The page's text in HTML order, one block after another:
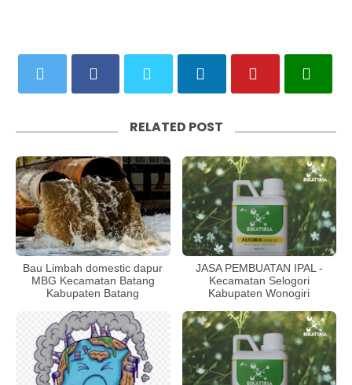
RELATED POST
Bau Limbah domestic dapur
MBG Kecamatan Batang
Kabupaten Batang
JASA PEMBUATAN IPAL -
Kecamatan Selogori
Kabupaten Wonogiri